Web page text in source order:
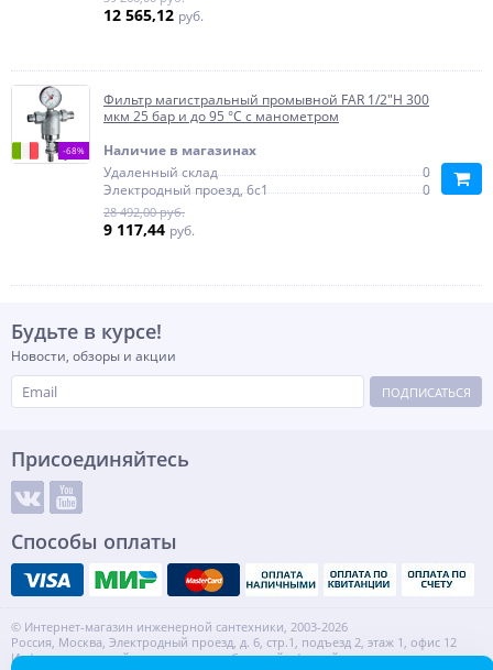
12 565,12 руб.
-68%
Фильтр магистральный промывной FAR 1/2"H 300
мкм 25 бар и до 95 °С с манометром
Наличие в магазинах
Удаленный склад
0
Электродный проезд, 6с1
0
28 492,00 руб.
9 117,44 руб.
Будьте в курсе!
Новости, обзоры и акции
ПОДПИСАТЬСЯ
Присоединяйтесь
Способы оплаты
© Интернет-магазин инженерной сантехники, 2003-2026
Россия, Москва, Электродный проезд, д. 6, стр.1, подъезд 2, этаж 1, офис 12
Информация на сайте не является публичной офертой.